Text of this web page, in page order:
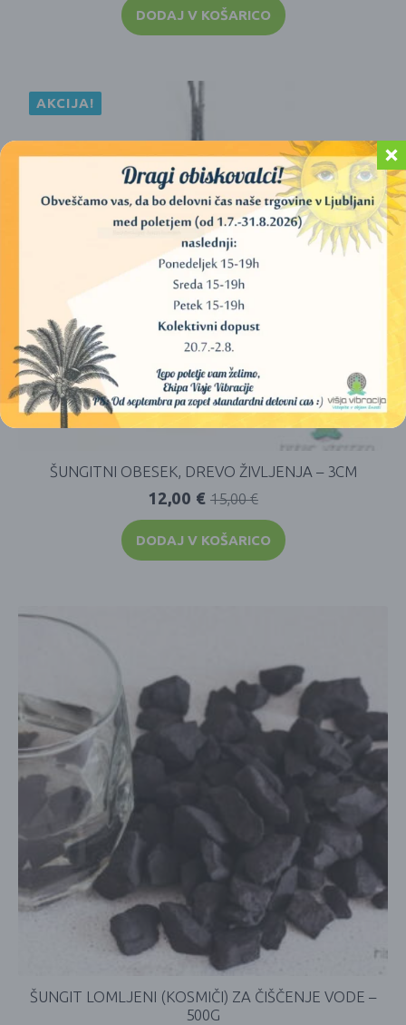
DODAJ V KOŠARICO
AKCIJA!
ŠUNGITNI OBESEK, DREVO ŽIVLJENJA – 3CM
15,00€
12,00 €
DODAJ V KOŠARICO
ŠUNGIT LOMLJENI (KOSMIČI) ZA ČIŠČENJE VODE –
500G